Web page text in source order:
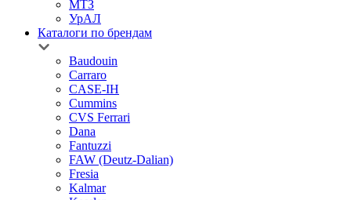
МТЗ
УрАЛ
Каталоги по брендам
Baudouin
Carraro
CASE-IH
Cummins
CVS Ferrari
Dana
Fantuzzi
FAW (Deutz-Dalian)
Fresia
Kalmar